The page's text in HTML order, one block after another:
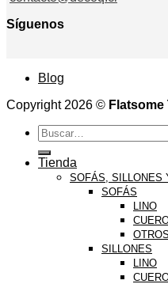
Síguenos
Blog
Copyright 2026 © Flatsome
Buscar
por:
Tienda
SOFÁS, SILLONES
SOFÁS
LINO
OTROS
SILLONES
LINO